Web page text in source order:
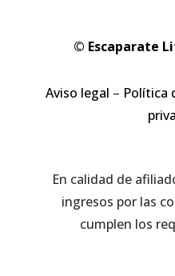
© Escaparate
Aviso legal – Política
En calidad de
ingresos por las
cumplen los